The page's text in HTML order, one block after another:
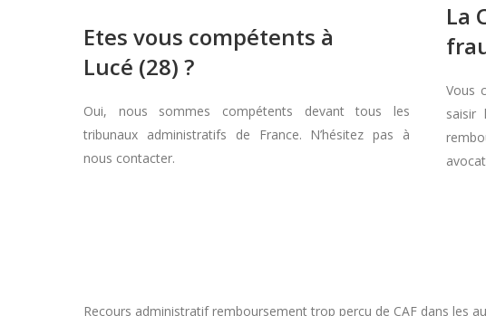
Etes vous compétents à
Lucé (28) ?
Oui, nous sommes compétents devant tous les
tribunaux administratifs de France. N’hésitez pas à
nous contacter.
La
Vous
saisir
Recours administratif remboursement trop perçu de CAF dans les